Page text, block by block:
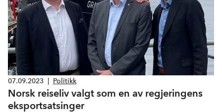
07.09.2023 Politikk
Norsk reiseliv valgt som en av regjeringens
eksportsatsinger